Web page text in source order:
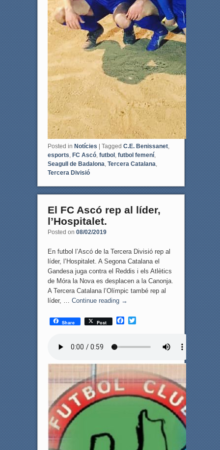
Posted in Notícies Tagged C.E. Benissanet,
esports, FC Ascó, futbol , futbol femení,
Seagull de Badalona, Tercera Catalana,
Tercera Divisió
El FC Ascó rep al líder,
l’Hospitalet.
Posted on 08/02/2019
En futbol l’Ascó de la Tercera Divisió rep al
líder, l’Hospitalet. A Segona Catalana el
Gandesa juga contra el Reddis i els Atlètics
de Móra la Nova es desplacen a la Canonja.
A Tercera Catalana l’Olímpic també rep al
líder, … Continue reading →
Share Post
F
T